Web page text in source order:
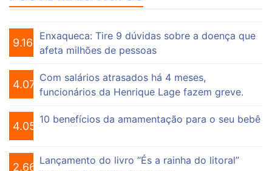
9.161
Enxaqueca: Tire 9 dúvidas sobre a doença que
afeta milhões de pessoas
4.076
Com salários atrasados há 4 meses,
funcionários da Henrique Lage fazem greve.
4.056
10 benefícios da amamentação para o seu bebê
2.664
Lançamento do livro “És a rainha do litoral”